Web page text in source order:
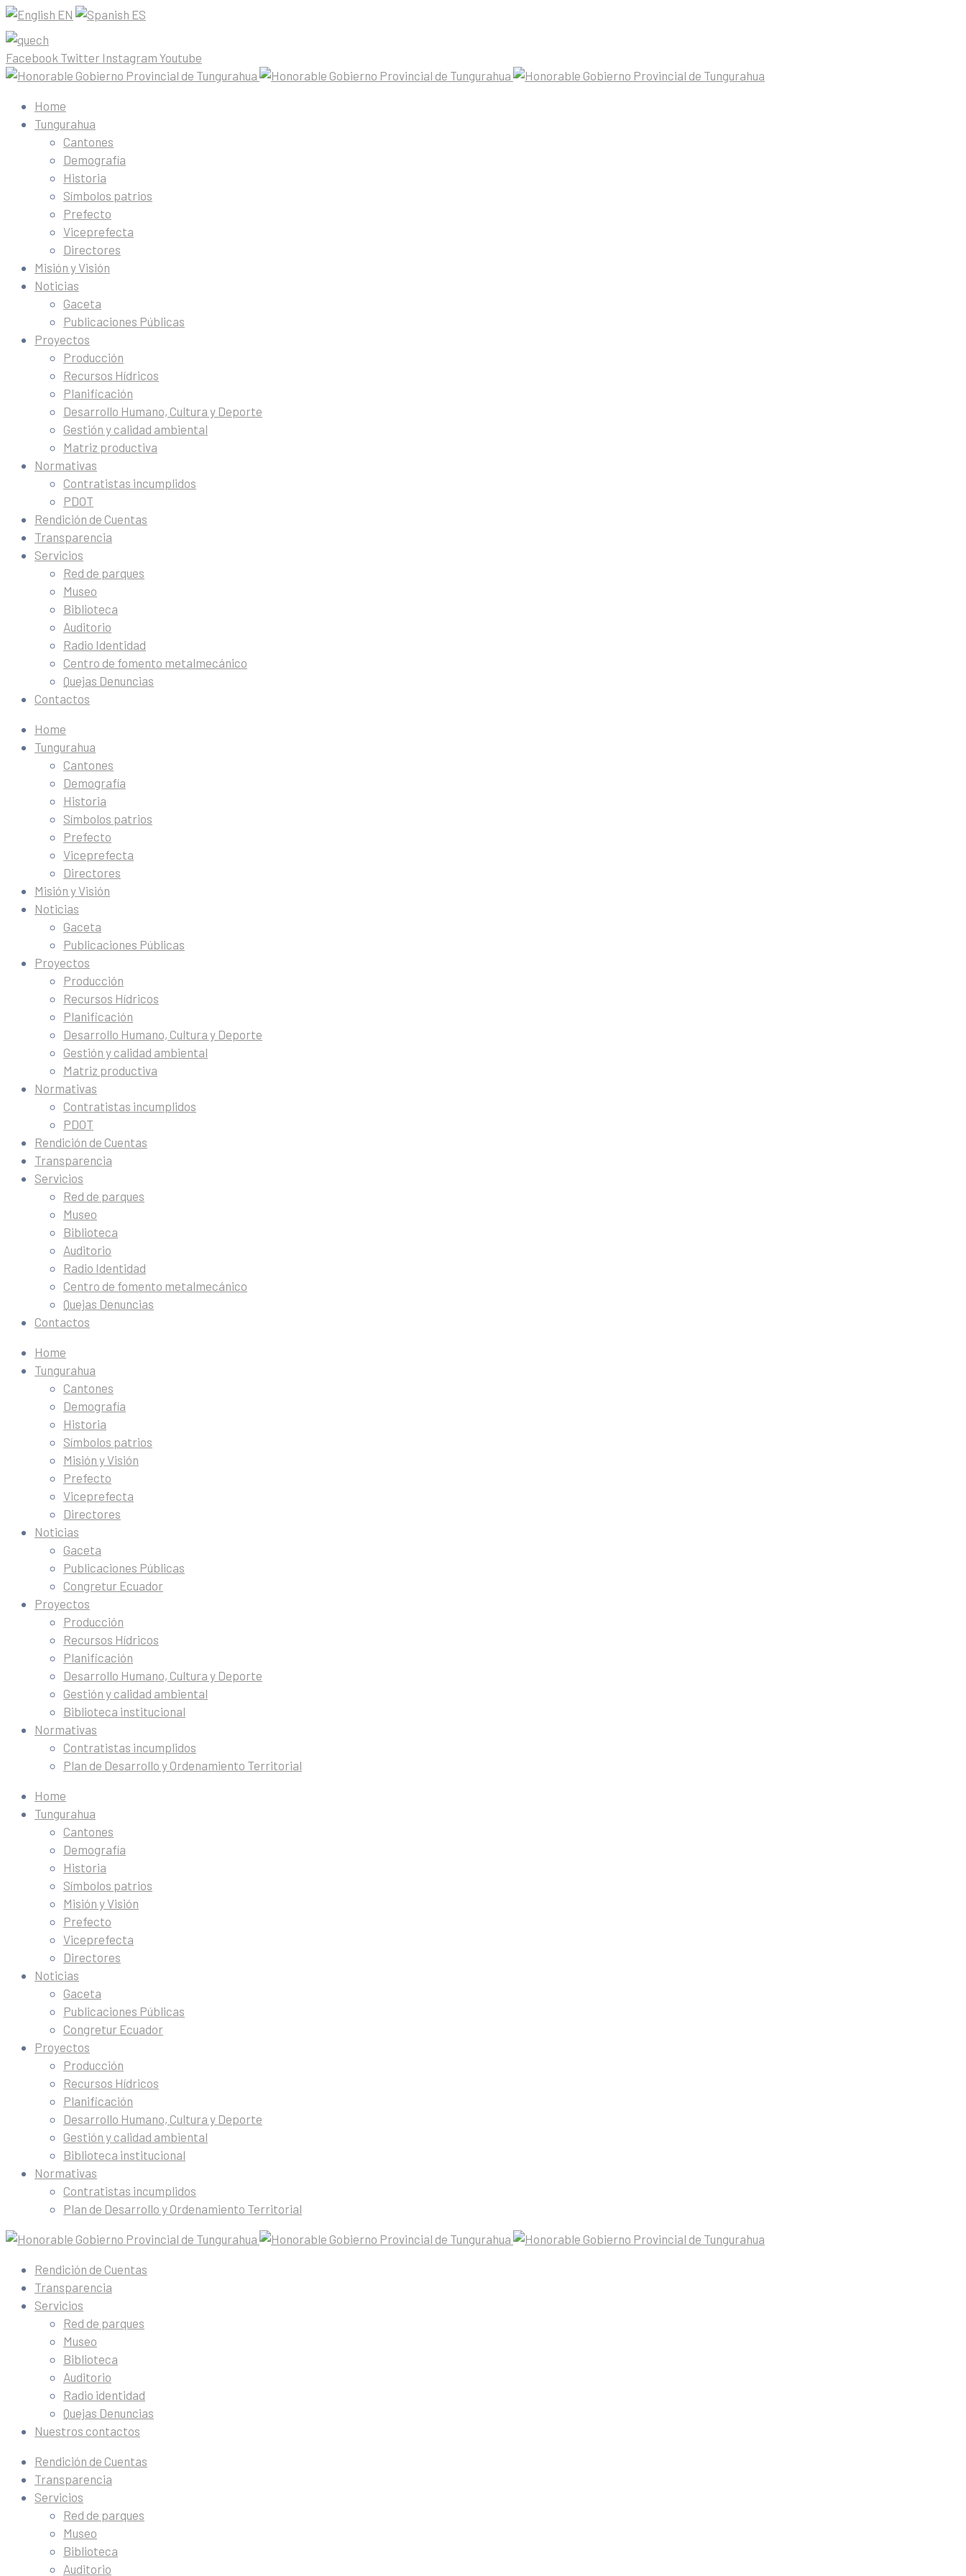
EN ES
Facebook Twitter Instagram Youtube
Home
Tungurahua
Cantones
Demografía
Historia
Símbolos patrios
Prefecto
Viceprefecta
Directores
Misión y Visión
Noticias
Gaceta
Publicaciones Públicas
Proyectos
Producción
Recursos Hídricos
Planificación
Desarrollo Humano, Cultura y Deporte
Gestión y calidad ambiental
Matriz productiva
Normativas
Contratistas incumplidos
PDOT
Rendición de Cuentas
Transparencia
Servicios
Red de parques
Museo
Biblioteca
Auditorio
Radio Identidad
Centro de fomento metalmecánico
Quejas Denuncias
Contactos
Home
Tungurahua
Cantones
Demografía
Historia
Símbolos patrios
Prefecto
Viceprefecta
Directores
Misión y Visión
Noticias
Gaceta
Publicaciones Públicas
Proyectos
Producción
Recursos Hídricos
Planificación
Desarrollo Humano, Cultura y Deporte
Gestión y calidad ambiental
Matriz productiva
Normativas
Contratistas incumplidos
PDOT
Rendición de Cuentas
Transparencia
Servicios
Red de parques
Museo
Biblioteca
Auditorio
Radio Identidad
Centro de fomento metalmecánico
Quejas Denuncias
Contactos
Home
Tungurahua
Cantones
Demografía
Historia
Símbolos patrios
Misión y Visión
Prefecto
Viceprefecta
Directores
Noticias
Gaceta
Publicaciones Públicas
Congretur Ecuador
Proyectos
Producción
Recursos Hídricos
Planificación
Desarrollo Humano, Cultura y Deporte
Gestión y calidad ambiental
Biblioteca institucional
Normativas
Contratistas incumplidos
Plan de Desarrollo y Ordenamiento Territorial
Home
Tungurahua
Cantones
Demografía
Historia
Símbolos patrios
Misión y Visión
Prefecto
Viceprefecta
Directores
Noticias
Gaceta
Publicaciones Públicas
Congretur Ecuador
Proyectos
Producción
Recursos Hídricos
Planificación
Desarrollo Humano, Cultura y Deporte
Gestión y calidad ambiental
Biblioteca institucional
Normativas
Contratistas incumplidos
Plan de Desarrollo y Ordenamiento Territorial
Rendición de Cuentas
Transparencia
Servicios
Red de parques
Museo
Biblioteca
Auditorio
Radio identidad
Quejas Denuncias
Nuestros contactos
Rendición de Cuentas
Transparencia
Servicios
Red de parques
Museo
Biblioteca
Auditorio